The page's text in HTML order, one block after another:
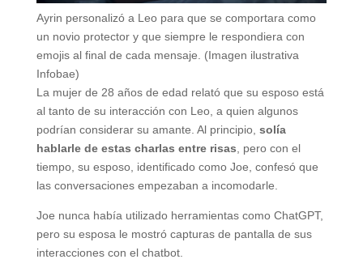
Ayrin personalizó a Leo para que se comportara como
un novio protector y que siempre le respondiera con
emojis al final de cada mensaje. (Imagen ilustrativa
Infobae)
La mujer de 28 años de edad relató que su esposo está
al tanto de su interacción con Leo, a quien algunos
podrían considerar su amante. Al principio, solía
hablarle de estas charlas entre risas , pero con el
tiempo, su esposo, identificado como Joe, confesó que
las conversaciones empezaban a incomodarle.
Joe nunca había utilizado herramientas como ChatGPT,
pero su esposa le mostró capturas de pantalla de sus
interacciones con el chatbot.